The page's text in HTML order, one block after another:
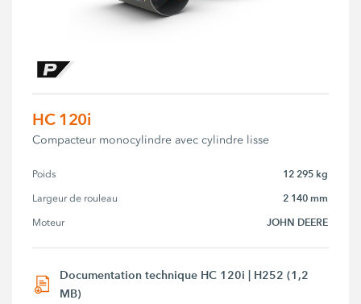
HC 120i
Compacteur monocylindre avec cylindre lisse
Poids 12 295 kg
Largeur de rouleau 2 140 mm
Moteur JOHN DEERE
Documentation technique HC 120i | H252 (1,2
MB)